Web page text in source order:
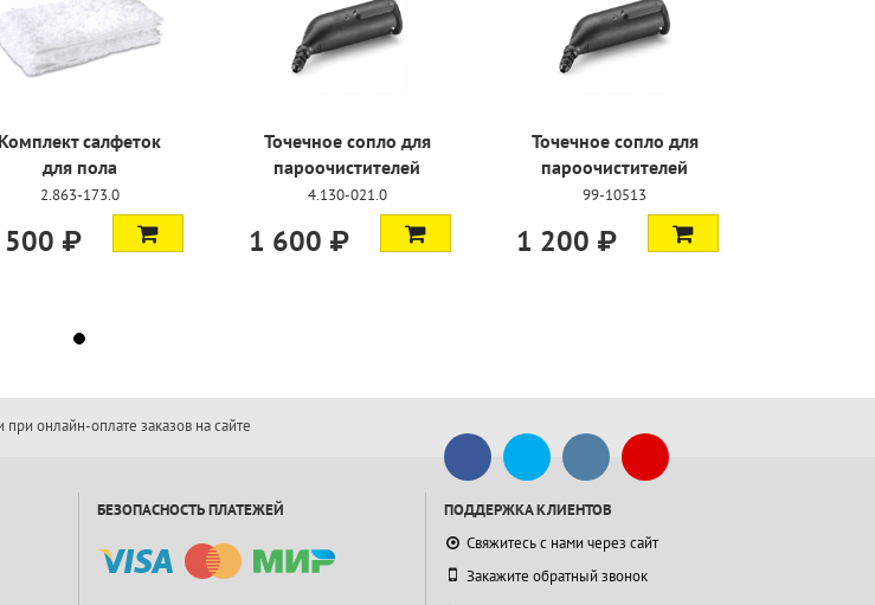
Комплект салфеток
для пола
2.863-173.0
500 ₽
Точечное сопло для
пароочистителей
4.130-021.0
1 600 ₽
Точечное сопло для
пароочистителей
99-10513
1 200 ₽
при онлайн-оплате заказов на сайте
БЕЗОПАСНОСТЬ ПЛАТЕЖЕЙ
ПОДДЕРЖКА КЛИЕНТОВ
Свяжитесь с нами через сайт
Закажите обратный звонок